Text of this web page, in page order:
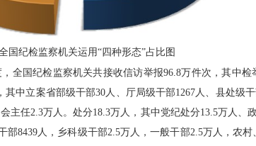
国纪检监察机关运用“四种形态”占比图
，全国纪检监察机关共接收信访举报96.8万件次，其中检
中立案省部级干部30人、厅局级干部1267人、县处级
主任2.3万人。处分18.3万人，其中党纪处分13.5万人、
部8439人，乡科级干部2.5万人，一般干部2.5万人，农